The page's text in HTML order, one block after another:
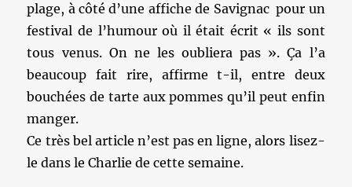
plage, à côté d’une affiche de Savignac pour un
festival de l’humour où il était écrit « ils sont
tous venus. On ne les oubliera pas ». Ça l’a
beaucoup fait rire, affirme t-il, entre deux
bouchées de tarte aux pommes qu’il peut enfin
manger.
Ce très bel article n’est pas en ligne, alors lisez-
le dans le Charlie de cette semaine.